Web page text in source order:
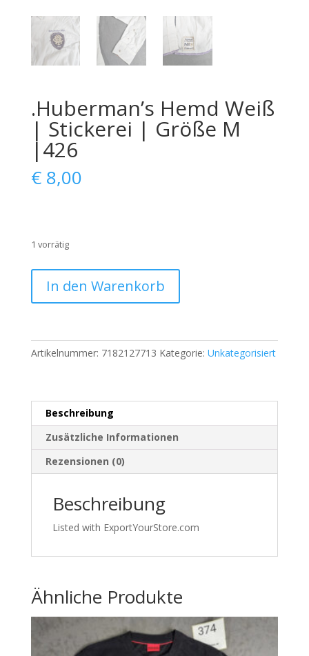
.Huberman’s Hemd Weiß
| Stickerei | Größe M
|426
€8,00
1 vorrätig
Hemd
Weiß
Stickerei
|
|426
Menge
In den Warenkorb
Artikelnummer: 7182127713 Kategorie: Unkategorisiert
Beschreibung
Zusätzliche Informationen
Rezensionen (0)
Beschreibung
Listed with ExportYourStore.com
Ähnliche Produkte